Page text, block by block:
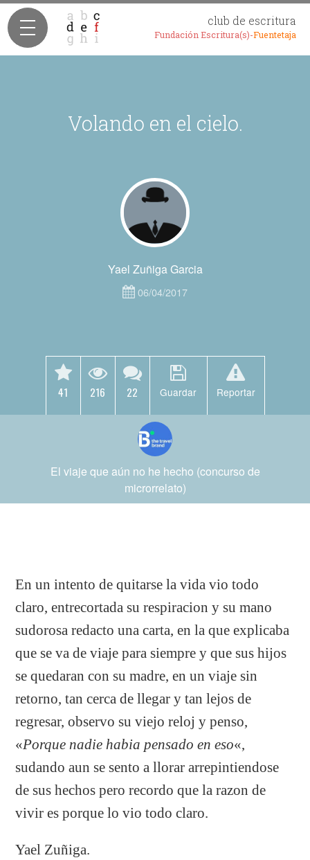
club de escritura
Fundación Escritura(s)-Fuentetaja
Volando en el cielo.
Yael Zuñiga Garcia
06/04/2017
41 216 22 Guardar Reportar
El viaje que aún no he hecho (concurso de
microrrelato)
En un intento de quitarse la vida vio todo
claro, entrecortada su respiracion y su mano
sudorosa redacto una carta, en la que explicaba
que se va de viaje para siempre y que sus hijos
se quedaran con su madre, en un viaje sin
retorno, tan cerca de llegar y tan lejos de
regresar, observo su viejo reloj y penso,
«Porque nadie habia pensado en eso«,
sudando aun se sento a llorar arrepintiendose
de sus hechos pero recordo que la razon de
vivir es porque lo vio todo claro.
Yael Zuñiga.